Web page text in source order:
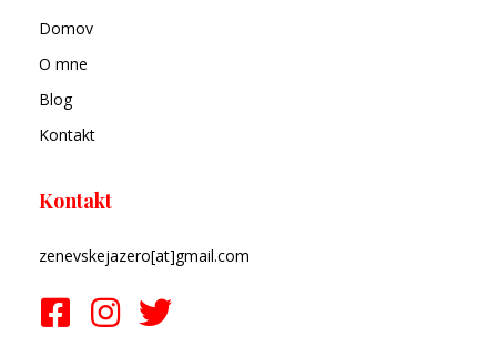
Domov
O mne
Blog
Kontakt
Kontakt
zenevskejazero[at]gmail.com